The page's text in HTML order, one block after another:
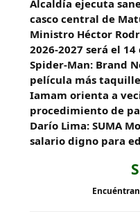
Alcaldía ejecuta
casco central de
Ministro Héctor
2026-2027 será el
Spider-Man: Brand
película más
Iamam orienta a
procedimiento de
Darío Lima: SUMA
salario digno para